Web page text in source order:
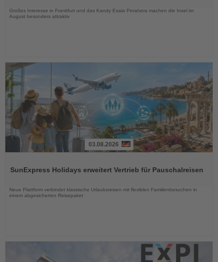
Großes Interesse in Frankfurt und das Kandy Esala Perahera machen die Insel im
August besonders attraktiv
die
03.08.2026
SunExpress Holidays erweitert Vertrieb für Pauschalreisen
Neue Plattform verbindet klassische Urlaubsreisen mit flexiblen Familienbesuchen in
einem abgesicherten Reisepaket